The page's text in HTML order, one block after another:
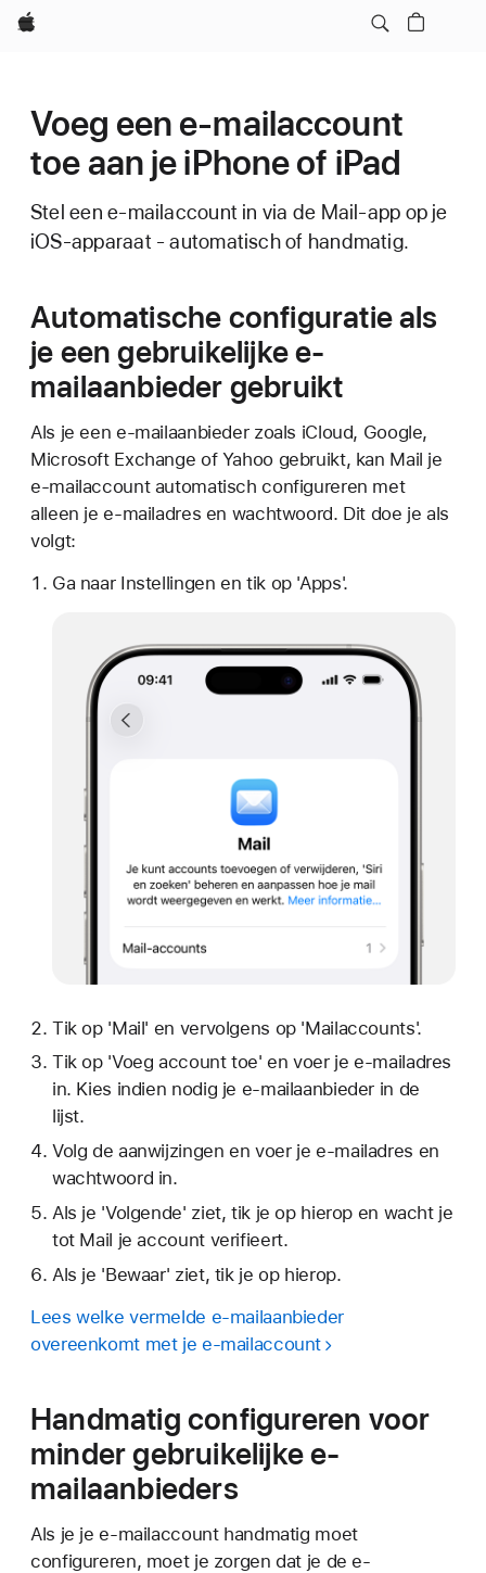
Apple
Voeg een e-mailaccount
toe aan je iPhone of iPad
Stel een e-mailaccount in via de Mail-app op je
iOS-apparaat - automatisch of handmatig.
Automatische configuratie als
je een gebruikelijke e-
mailaanbieder gebruikt
Als je een e-mailaanbieder zoals iCloud, Google,
Microsoft Exchange of Yahoo gebruikt, kan Mail je
e-mailaccount automatisch configureren met
alleen je e-mailadres en wachtwoord. Dit doe je als
volgt:
Ga naar Instellingen en tik op 'Apps'.
Tik op 'Mail' en vervolgens op 'Mailaccounts'.
Tik op 'Voeg account toe' en voer je e-mailadres
in. Kies indien nodig je e-mailaanbieder in de
lijst.
Volg de aanwijzingen en voer je e-mailadres en
wachtwoord in.
Als je 'Volgende' ziet, tik je op hierop en wacht je
tot Mail je account verifieert.
Als je 'Bewaar' ziet, tik je op hierop.
Lees welke vermelde e-mailaanbieder
overeenkomt met je e-mailaccount
Handmatig configureren voor
minder gebruikelijke e-
mailaanbieders
Als je je e-mailaccount handmatig moet
configureren, moet je zorgen dat je de e-